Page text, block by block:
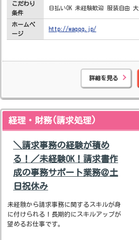
こだわり
条件
日払いOK 未経験歓迎 服装自由
ホームペ
ージ
http://waqqq.jp/
詳細を見る
経理・財務(請求処理)
＼請求事務の経験が積め
る！／未経験OK！請求書作
成の事務サポート業務＠土
日祝休み
未経験から請求事務に関するスキルが身
に付けられる！長期的にスキルアップが
望めるお仕事です。